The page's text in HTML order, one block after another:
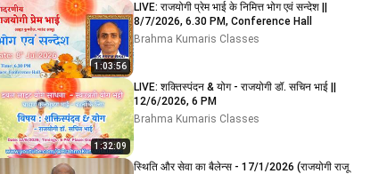
1:03:56
LIVE: राजयोगी प्रेम भाई के निमित्त भोग एवं सन्देश ||
8/7/2026, 6.30 PM, Conference Hall
Brahma Kumaris Classes
1:32:09
LIVE: शक्तिस्पंदन & योग - राजयोगी डॉ. सचिन भाई ||
12/6/2026, 6 PM
Brahma Kumaris Classes
स्थिति और सेवा का बैलेन्स - 17/1/2026 (राजयोगी राजू